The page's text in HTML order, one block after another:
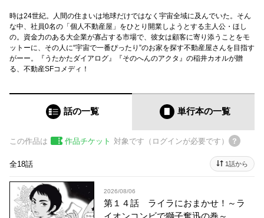
時は24世紀。人間の住まいは地球だけではなく宇宙全域に及んでいた。そん
な中、社員0名の「個人不動産屋」をひとり開業しようとする主人公・ほし
の。資金力のある大企業が寡占する市場で、彼女は顧客に寄り添うことをモ
ットーに、その人に“宇宙で一番ぴったり”のお家を探す不動産屋さんを目指す
がーー。『うたかたダイアログ』『そのへんのアクタ』の稲井カオルが贈
る、不動産SFコメディ！
話の一覧 単行本の一覧
この作品は 作品チケット 対象です（ログインが必要です）
全18話 1話から
2026/08/06
第１４話 ライラにおまかせ！～ラ
イオンコンビで獅子奮迅の巻～